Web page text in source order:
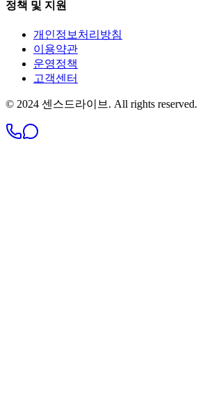
정책 및 지원
개인정보처리방침
이용약관
운영정책
고객센터
© 2024 센스드라이브. All rights reserved.